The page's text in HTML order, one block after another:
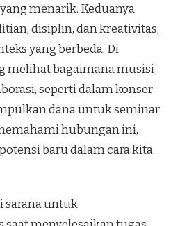
menarik. Keduanya
disiplin, dan kreativitas,
yang berbeda. Di
melihat bagaimana musisi
seperti dalam konser
dana untuk seminar
hubungan ini,
baru dalam cara kita
sarana untuk